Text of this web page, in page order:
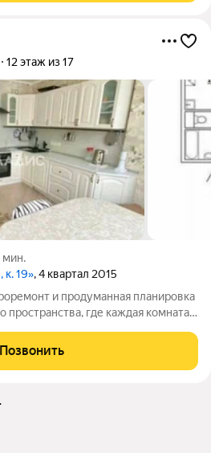
12 этаж из 17
мин.
19», 4 квартал 2015
и продуманная планировка
и правильным пропорциям.
Позвонить